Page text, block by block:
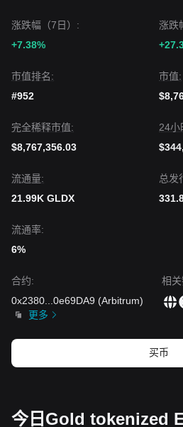
涨跌幅（7日）:
+7.38%
涨跌
市值排名:
#952
市值:
完全稀释市值:
$8,767,356.03
24小
流通量:
21.99K GLDX
总发
流通率:
6%
合约:
0x2380
0e69DA9 (Arbitrum)
更多
相
买币
今日Gold tokenized